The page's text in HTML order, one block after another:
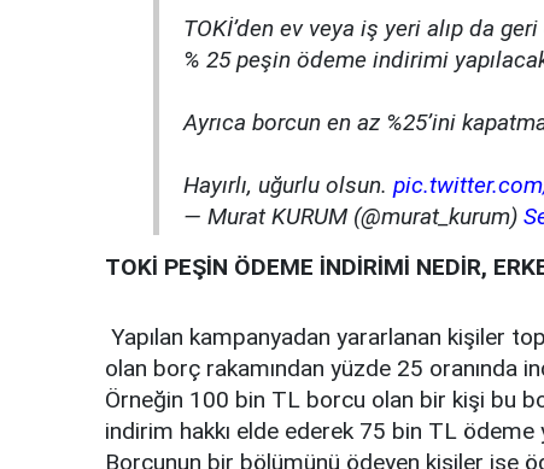
TOKİ’den ev veya iş yeri alıp da
% 25 peşin ödeme indirimi
Ayrıca borcun en az %25’ini
Hayırlı, uğurlu olsun.
— Murat KURUM (@murat_kurum)
TOKİ PEŞİN ÖDEME İNDİRİMİ NEDİR,
Yapılan kampanyadan yararlanan kişiler
olan borç rakamından yüzde 25 oranında
Örneğin 100 bin TL borcu olan bir kişi bu
indirim hakkı elde ederek 75 bin TL
Borcunun bir bölümünü ödeyen kişiler ise